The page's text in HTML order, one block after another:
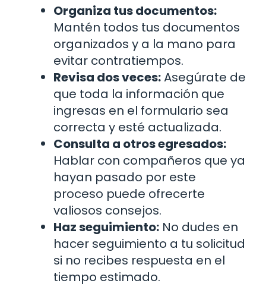
Organiza tus documentos:
Mantén todos tus documentos
organizados y a la mano para
evitar contratiempos.
Revisa dos veces:Asegúrate de
que toda la información que
ingresas en el formulario sea
correcta y esté actualizada.
Consulta a otros egresados:
Hablar con compañeros que ya
hayan pasado por este
proceso puede ofrecerte
valiosos consejos.
Haz seguimiento: No dudes en
hacer seguimiento a tu solicitud
si no recibes respuesta en el
tiempo estimado.